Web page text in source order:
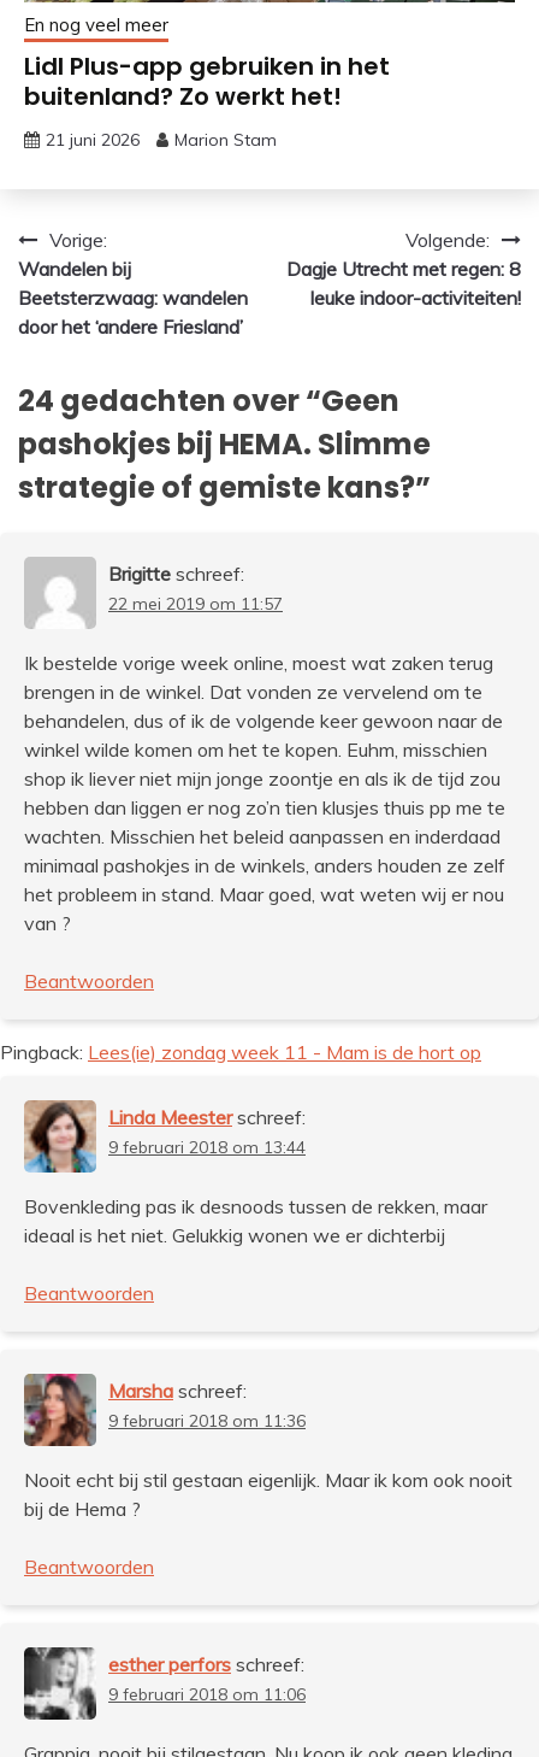
En nog veel meer
Lidl Plus-app gebruiken in het
buitenland? Zo werkt het!
21 juni 2026 Marion Stam
Bericht
navigatie
Vorige:
Wandelen bij
Beetsterzwaag: wandelen
door het ‘andere Friesland’
Volgende:
Dagje Utrecht met regen: 8
leuke indoor-activiteiten!
24 gedachten over “Geen
pashokjes bij HEMA. Slimme
strategie of gemiste kans?”
Brigitte schreef:
22 mei 2019 om 11:57
Ik bestelde vorige week online, moest wat zaken terug
brengen in de winkel. Dat vonden ze vervelend om te
behandelen, dus of ik de volgende keer gewoon naar de
winkel wilde komen om het te kopen. Euhm, misschien
shop ik liever niet mijn jonge zoontje en als ik de tijd zou
hebben dan liggen er nog zo’n tien klusjes thuis pp me te
wachten. Misschien het beleid aanpassen en inderdaad
minimaal pashokjes in de winkels, anders houden ze zelf
het probleem in stand. Maar goed, wat weten wij er nou
van ?
Beantwoorden
Pingback: Lees(ie) zondag week 11 - Mam is de hort op
Linda Meester schreef:
9 februari 2018 om 13:44
Bovenkleding pas ik desnoods tussen de rekken, maar
ideaal is het niet. Gelukkig wonen we er dichterbij
Beantwoorden
Marsha schreef:
9 februari 2018 om 11:36
Nooit echt bij stil gestaan eigenlijk. Maar ik kom ook nooit
bij de Hema ?
Beantwoorden
esther perfors schreef:
9 februari 2018 om 11:06